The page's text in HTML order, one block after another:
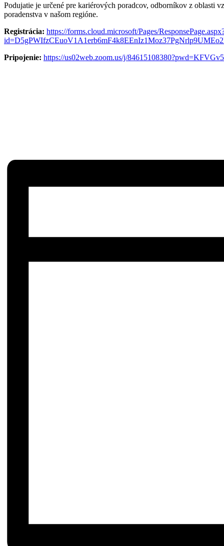
Podujatie je určené pre kariérových poradcov, odborníkov z oblasti
poradenstva v našom regióne.
Registrácia: https://forms.cloud.microsoft/Pages/
Pripojenie: https://us02web.zoom.us/j/